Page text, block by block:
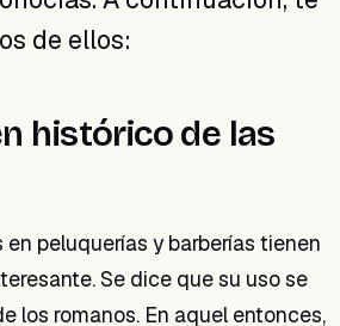
de ellos:
histórico de las
peluquerías y barberías tienen
Se dice que su uso se
los romanos. En aquel entonces,